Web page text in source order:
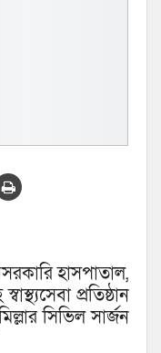
হাসপাতাল,
প্রতিষ্ঠান
সিভিল সার্জন